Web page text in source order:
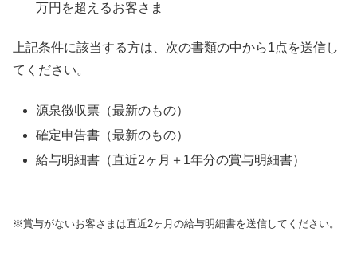
万円を超えるお客さま
上記条件に該当する方は、次の書類の中から1点を送信し
てください。
源泉徴収票（最新のもの）
確定申告書（最新のもの）
給与明細書（直近2ヶ月＋1年分の賞与明細書）
※賞与がないお客さまは直近2ヶ月の給与明細書を送信してください。